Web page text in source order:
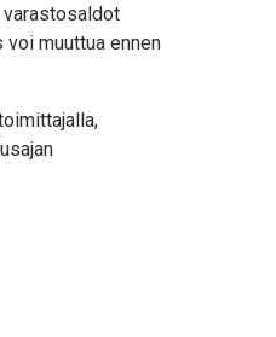
varastosaldot
muuttua ennen